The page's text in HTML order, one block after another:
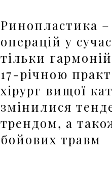
Ринопластика
операцій у
тільки
17-річною
хірург вищої
змінилися
трендом, а
бойових травм